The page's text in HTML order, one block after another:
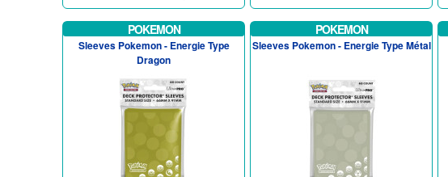
POKEMON
Sleeves Pokemon - Energie Type
Dragon
POKEMON
Sleeves Pokemon - Energie Type Métal